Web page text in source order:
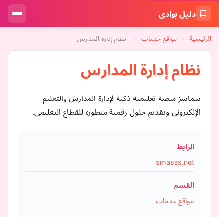
دليل بوادي
الرئيسية › مواقع خدمات › نظام إدارة المدارس
نظام إدارة المدارس
سماسز منصة تعليمية ذكية لإدارة المدارس والتعليم
الإلكتروني وتقديم حلول رقمية متطورة للقطاع التعليمي.
الرابط
smases.net
القسم
مواقع خدمات